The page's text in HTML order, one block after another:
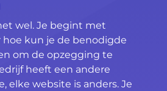
wel. Je begint met
hoe kun je de benodigde
om de opzegging te
heeft een andere
elke website is anders. Je